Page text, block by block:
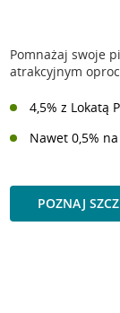
Pomnażaj swoje
atrakcyjnym
4,5% z Lokatą
Nawet 0,5%
POZNAJ